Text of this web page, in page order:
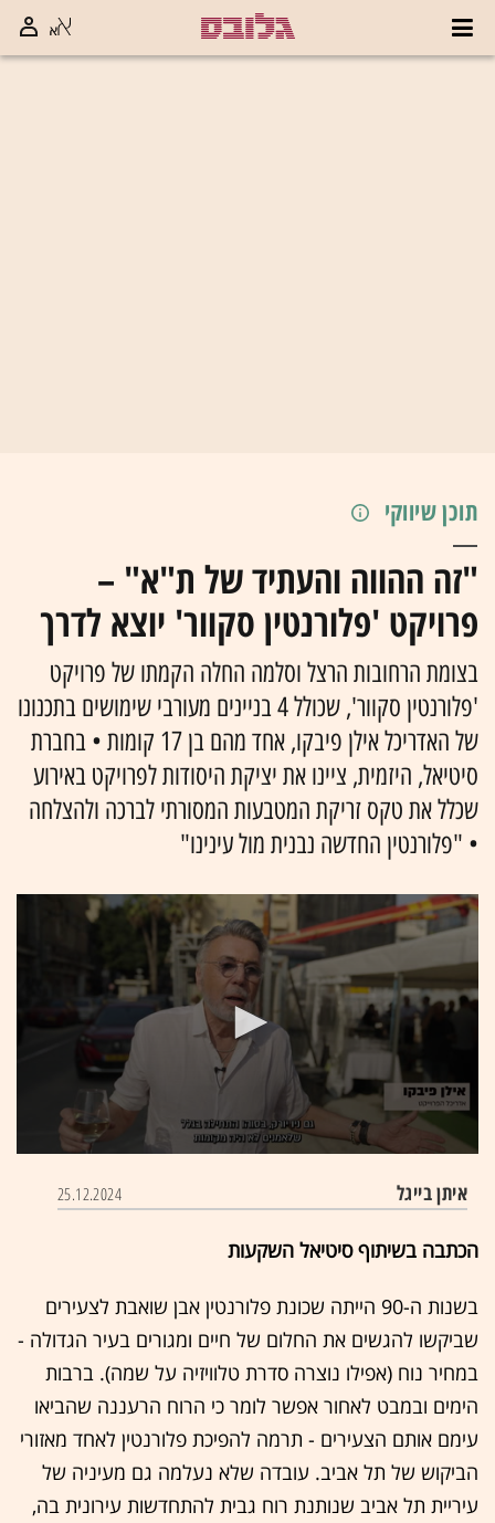
תוכן שיווקי
"זה ההווה והעתיד של ת"א" –
פרויקט 'פלורנטין סקוור' יוצא לדרך
בצומת הרחובות הרצל וסלמה החלה הקמתו של פרויקט
'פלורנטין סקוור', שכולל 4 בניינים מעורבי שימושים בתכנונו
של האדריכל אילן פיבקו, אחד מהם בן 17 קומות • בחברת
סיטיאל, היזמית, ציינו את יציקת היסודות לפרויקט באירוע
שכלל את טקס זריקת המטבעות המסורתי לברכה ולהצלחה
• "פלורנטין החדשה נבנית מול עינינו"
איתן בייגל 25.12.2024
הכתבה בשיתוף סיטיאל השקעות
בשנות ה-90 הייתה שכונת פלורנטין אבן שואבת לצעירים
שביקשו להגשים את החלום של חיים ומגורים בעיר הגדולה -
במחיר נוח (אפילו נוצרה סדרת טלוויזיה על שמה). ברבות
הימים ובמבט לאחור אפשר לומר כי הרוח הרעננה שהביאו
עימם אותם הצעירים - תרמה להפיכת פלורנטין לאחד מאזורי
הביקוש של תל אביב. עובדה שלא נעלמה גם מעיניה של
עיריית תל אביב שנותנת רוח גבית להתחדשות עירונית בה,